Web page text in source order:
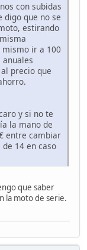
con subidas
digo que no se
estirando
mismo ir a 100
anuales
precio que
y si no te
la mano de
entre cambiar
14 en caso
que saber
la moto de serie.